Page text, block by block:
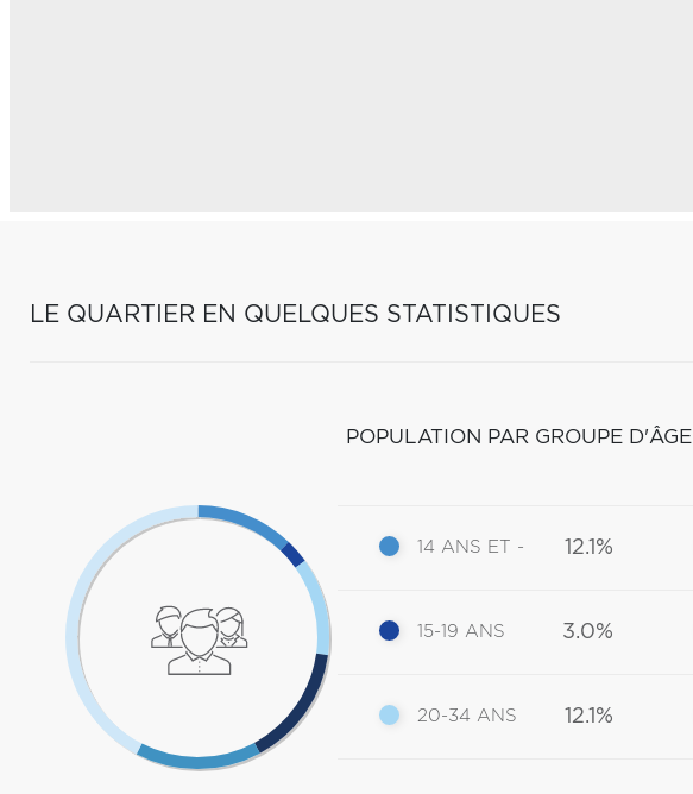
LE QUARTIER EN QUELQUES STATISTIQUES
POPULATION PAR GROUPE D'ÂGE
14 ANS ET - 12.1%
15-19 ANS 3.0%
20-34 ANS 12.1%